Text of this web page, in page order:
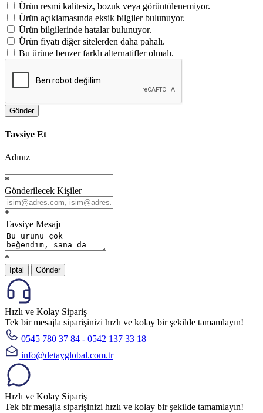
Ürün resmi kalitesiz, bozuk veya görüntülenemiyor.
Ürün açıklamasında eksik bilgiler bulunuyor.
Ürün bilgilerinde hatalar bulunuyor.
Ürün fiyatı diğer sitelerden daha pahalı.
Bu ürüne benzer farklı alternatifler olmalı.
Gönder
Tavsiye Et
Adınız
*
Gönderilecek Kişiler
*
Tavsiye Mesajı
*
İptal Gönder
Hızlı ve Kolay Sipariş
Tek bir mesajla siparişinizi hızlı ve kolay bir şekilde tamamlayın!
0545 780 37 84 - 0542 137 33 18
info@detayglobal.com.tr
Hızlı ve Kolay Sipariş
Tek bir mesajla siparişinizi hızlı ve kolay bir şekilde tamamlayın!